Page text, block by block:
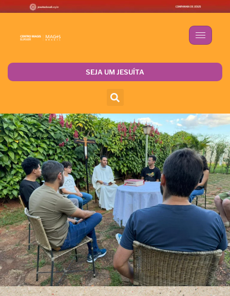
SEJA UM JESUÍTA